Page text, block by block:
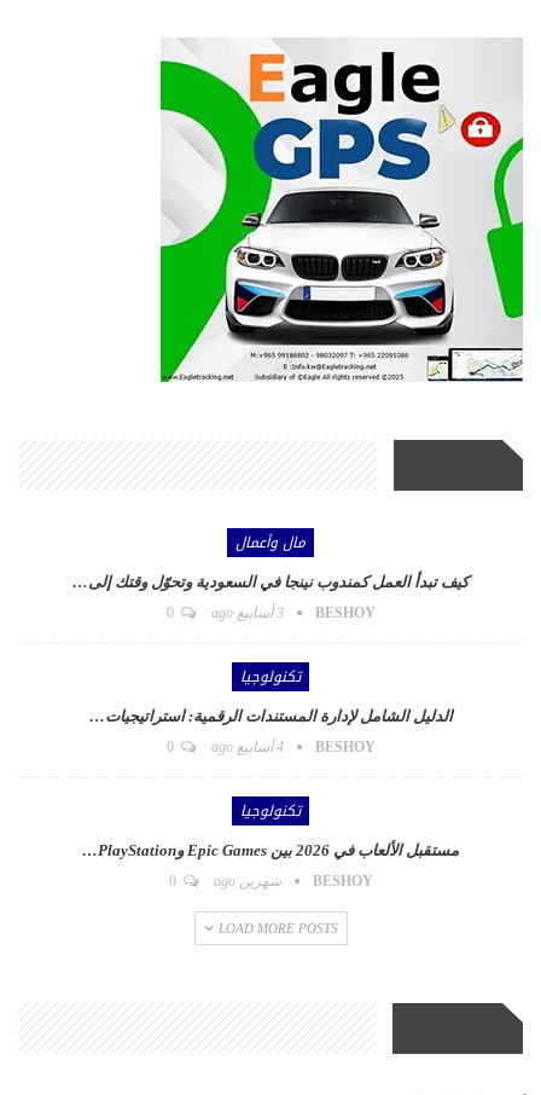
مال وأعمال
كيف تبدأ العمل كمندوب نينجا في السعودية وتحوّل وقتك إلى…
BESHOY 3 أسابيع ago 0
تكنولوجيا
الدليل الشامل لإدارة المستندات الرقمية: استراتيجيات…
BESHOY 4 أسابيع ago 0
تكنولوجيا
مستقبل الألعاب في 2026 بين Epic Games وPlayStation…
BESHOY شهرين ago 0
LOAD MORE POSTS